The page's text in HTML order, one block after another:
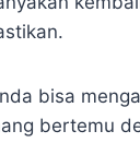
bisa
bertemu